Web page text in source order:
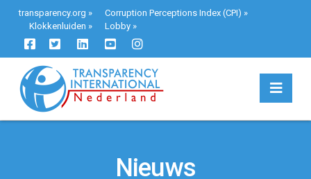
transparency.org » Corruption Perceptions Index (CPI) »
Klokkenluiden » Lobby»
Nieuws